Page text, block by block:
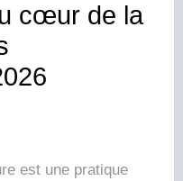
cœur de la
est une pratique